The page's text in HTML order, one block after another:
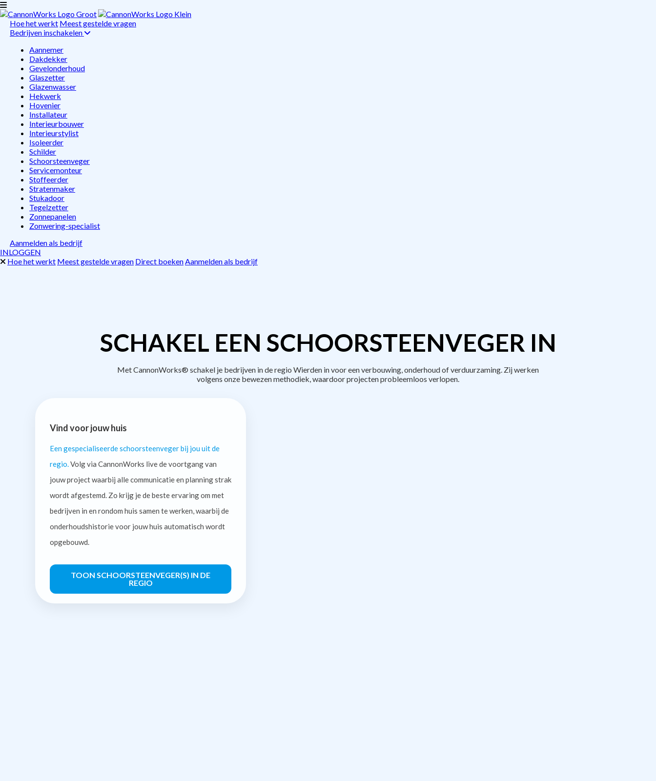
Hoe het werkt Meest gestelde vragen
Bedrijven inschakelen
Aannemer
Dakdekker
Gevelonderhoud
Glaszetter
Glazenwasser
Hekwerk
Hovenier
Installateur
Interieurbouwer
Interieurstylist
Isoleerder
Schilder
Schoorsteenveger
Servicemonteur
Stoffeerder
Stratenmaker
Stukadoor
Tegelzetter
Zonnepanelen
Zonwering-specialist
Aanmelden als bedrijf
INLOGGEN
Hoe het werkt Meest gestelde vragen Direct boekenAanmelden als bedrijf
SCHAKEL EEN SCHOORSTEENVEGER IN
Met CannonWorks® schakel je bedrijven in de regio Wierden in voor een verbouwing, onderhoud of verduurzaming. Zij werken
volgens onze bewezen methodiek, waardoor projecten probleemloos verlopen.
Vind voor jouw huis
Een gespecialiseerde schoorsteenveger bij jou uit de
regio. Volg via CannonWorks live de voortgang van
jouw project waarbij alle communicatie en planning strak
wordt afgestemd. Zo krijg je de beste ervaring om met
bedrijven in en rondom huis samen te werken, waarbij de
onderhoudshistorie voor jouw huis automatisch wordt
opgebouwd.
TOON SCHOORSTEENVEGER(S) IN DE
REGIO